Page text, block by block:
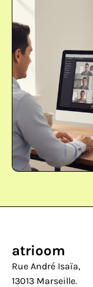
atrioom
Rue André Isaïa,
13013 Marseille.